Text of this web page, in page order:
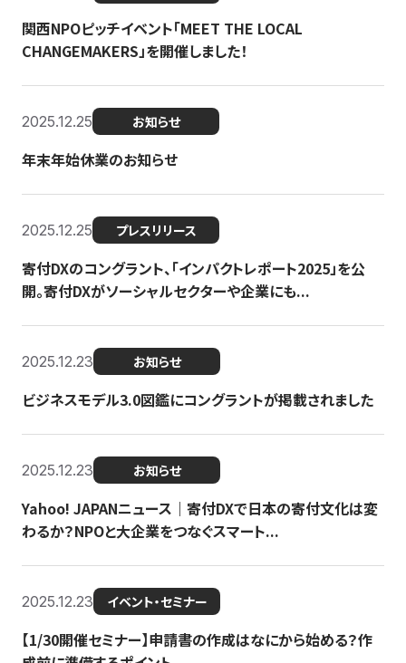
関西NPOピッチイベント「MEET THE LOCAL
CHANGEMAKERS」を開催しました！
2025.12.25 お知らせ
年末年始休業のお知らせ
2025.12.25 プレスリリース
寄付DXのコングラント、「インパクトレポート2025」を公
開。寄付DXがソーシャルセクターや企業にも...
2025.12.23 お知らせ
ビジネスモデル3.0図鑑にコングラントが掲載されました
2025.12.23 お知らせ
Yahoo! JAPANニュース｜寄付DXで日本の寄付文化は変
わるか？NPOと大企業をつなぐスマート...
2025.12.23 イベント・セミナー
【1/30開催セミナー】申請書の作成はなにから始める？作